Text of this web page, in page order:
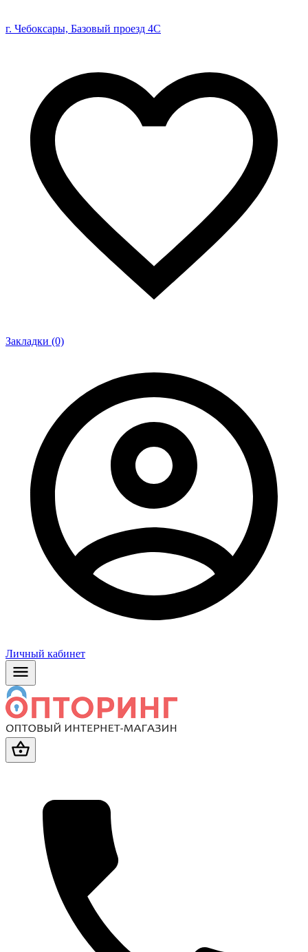
г. Чебоксары, Базовый проезд 4С
Закладки (0)
Личный кабинет